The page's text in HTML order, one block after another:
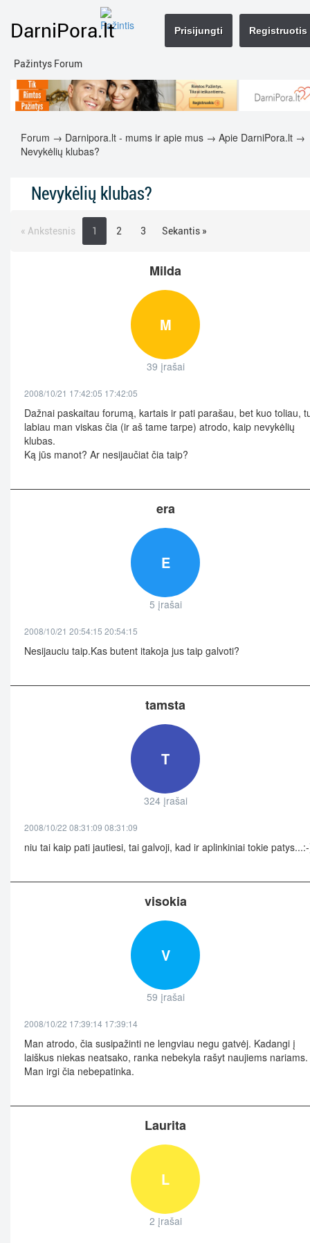
DarniPora.lt
Pažintys Forum
Registruotis
Prisijungti
Forum → Darnipora.lt - mums ir apie mus → Apie DarniPora.lt →
Nevykėlių klubas?
Nevykėlių klubas?
« Ankstesnis 1 2 3 Sekantis »
Milda
M
39 įrašai
2008/10/21 17:42:05 17:42:05
Dažnai paskaitau forumą, kartais ir pati parašau, bet kuo toliau,
labiau man viskas čia (ir aš tame tarpe) atrodo, kaip nevykėlių
klubas.
Ką jūs manot? Ar nesijaučiat čia taip?
era
E
5 įrašai
2008/10/21 20:54:15 20:54:15
Nesijauciu taip.Kas butent itakoja jus taip galvoti?
tamsta
T
324 įrašai
2008/10/22 08:31:09 08:31:09
niu tai kaip pati jautiesi, tai galvoji, kad ir aplinkiniai tokie
visokia
V
59 įrašai
2008/10/22 17:39:14 17:39:14
Man atrodo, čia susipažinti ne lengviau negu gatvėj. Kadangi į
laiškus niekas neatsako, ranka nebekyla rašyt naujiems nariams.
Man irgi čia nebepatinka.
Laurita
L
2 įrašai